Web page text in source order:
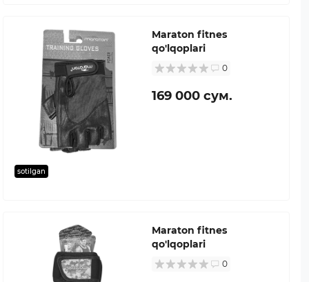
sotilgan
Maraton fitnes
qo'lqoplari
0
169 000 сум.
Maraton fitnes
qo'lqoplari
0